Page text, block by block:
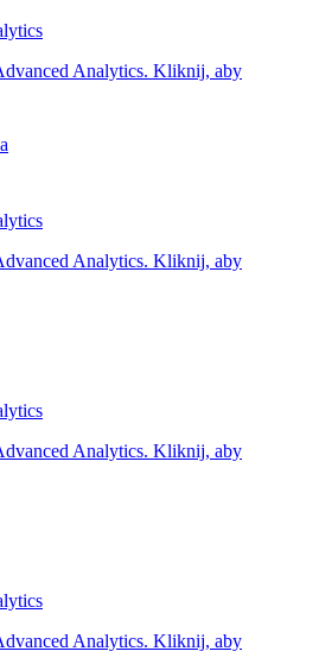
Analytics. Kliknij, aby
Analytics. Kliknij, aby
Analytics. Kliknij, aby
Analytics. Kliknij, aby